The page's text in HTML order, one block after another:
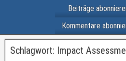
Beiträge
Kommentare
Schlagwort: Impact